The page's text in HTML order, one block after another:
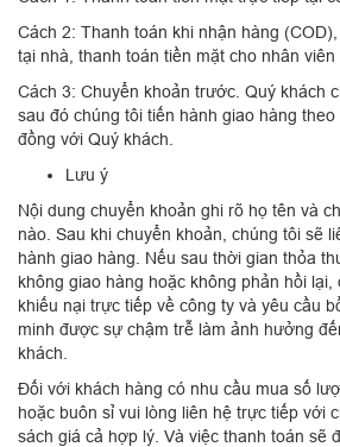
Cách 2: Thanh toán khi nhận hàng
tại nhà, thanh toán tiền mặt cho nhân viên
Cách 3: Chuyển khoản trước. Quý khách
sau đó chúng tôi tiến hành giao hàng
đồng với Quý khách.
Lưu ý
Nội dung chuyển khoản ghi rõ họ tên và
nào. Sau khi chuyển khoản, chúng tôi sẽ
hành giao hàng. Nếu sau thời gian thỏa
không giao hàng hoặc không phản hồi
khiếu nại trực tiếp về công ty và yêu cầu
minh được sự chậm trễ làm ảnh hưởng
khách.
Đối với khách hàng có nhu cầu mua số
hoặc buôn sỉ vui lòng liên hệ trực tiếp với
sách giá cả hợp lý. Và việc thanh toán sẽ